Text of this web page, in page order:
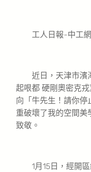
工人日報-中工網
近日，天津市濱
起哏都 硬剛奧密克
向「牛先生！請你停
重破壞了我的空間美
致敬。
1月15日，經開區